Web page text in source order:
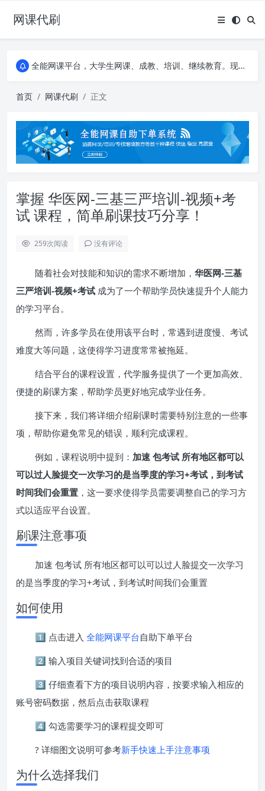
网课代刷
AI论文写作平台，根据真实文献内容生成论文
全能网课平台，大学生网课、成教、培训、继续教育。现已接入代刷代考项目3000+
全能网课平台，大学生网课、成教、培训、继续教育。现已接入代刷代考项目3000+
首页 网课代刷 正文
掌握 华医网-三基三严培训-视频+考
试 课程，简单刷课技巧分享！
259次阅读 没有评论
随着社会对技能和知识的需求不断增加， 华医网-三基
三严培训-视频+考试 成为了一个帮助学员快速提升个人能力
的学习平台。
然而，许多学员在使用该平台时，常遇到进度慢、考试
难度大等问题，这使得学习进度常常被拖延。
结合平台的课程设置，代学服务提供了一个更加高效、
便捷的刷课方案，帮助学员更好地完成学业任务。
接下来，我们将详细介绍刷课时需要特别注意的一些事
项，帮助你避免常见的错误，顺利完成课程。
例如，课程说明中提到： 加速 包考试 所有地区都可以
可以过人脸提交一次学习的是当季度的学习+考试，到考试
时间我们会重置 ，这一要求使得学员需要调整自己的学习方
式以适应平台设置。
刷课注意事项
加速 包考试 所有地区都可以可以过人脸提交一次学习
的是当季度的学习+考试，到考试时间我们会重置
如何使用
1️⃣ 点击进入 全能网课平台自助下单平台
2️⃣ 输入项目关键词找到合适的项目
3️⃣ 仔细查看下方的项目说明内容，按要求输入相应的
账号密码数据，然后点击获取课程
4️⃣ 勾选需要学习的课程提交即可
? 详细图文说明可参考新手快速上手注意事项
为什么选择我们